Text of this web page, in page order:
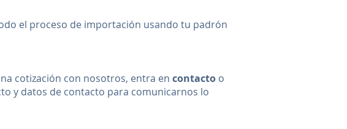
el proceso de importación usando tu padrón
cotización con nosotros, entra en contacto o
y datos de contacto para comunicarnos lo